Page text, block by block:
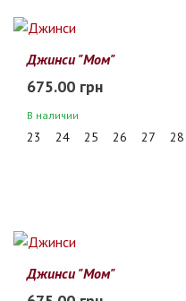
Джинси "Мом"
675.00 грн
В наличии
23 24 25 26 27 28
Джинси "Мом"